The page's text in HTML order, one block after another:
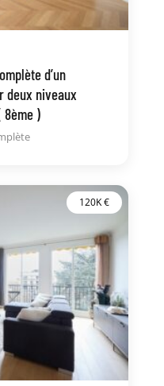
d’un
deux niveaux
8ème )
120K €